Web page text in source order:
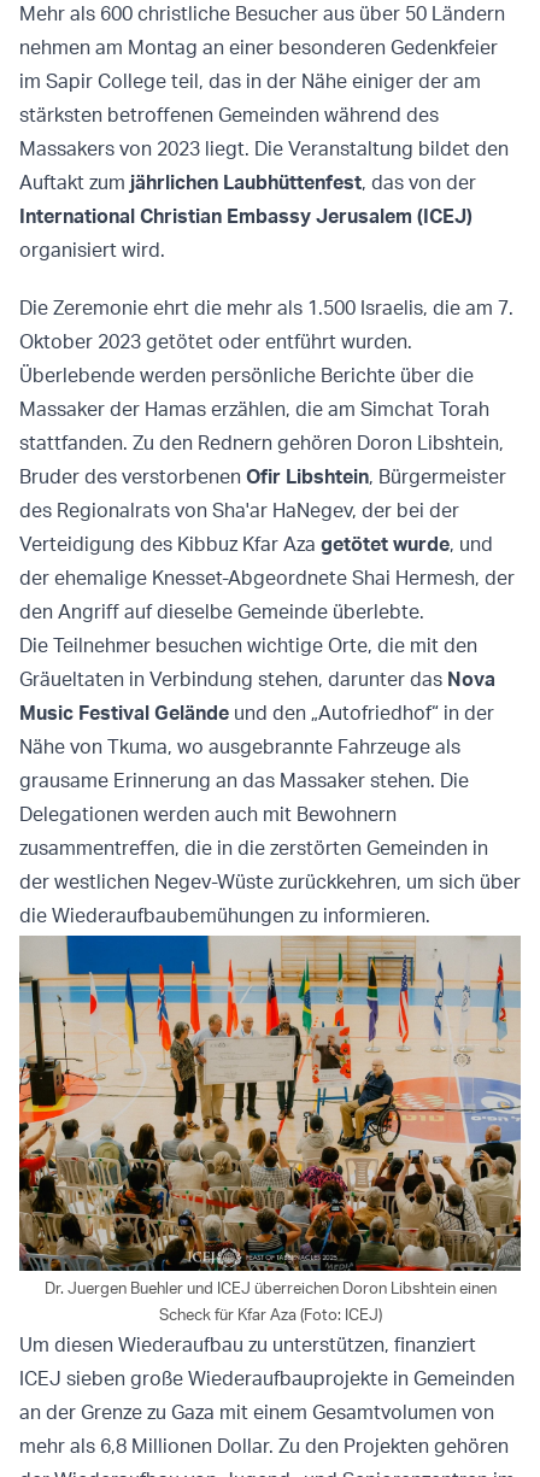
Mehr als 600 christliche Besucher aus über 50 Ländern
nehmen am Montag an einer besonderen Gedenkfeier
im Sapir College teil, das in der Nähe einiger der am
stärksten betroffenen Gemeinden während des
Massakers von 2023 liegt. Die Veranstaltung bildet den
Auftakt zum jährlichen Laubhüttenfest, das von der
International Christian Embassy Jerusalem (ICEJ)
organisiert wird.
Die Zeremonie ehrt die mehr als 1.500 Israelis, die am 7.
Oktober 2023 getötet oder entführt wurden.
Überlebende werden persönliche Berichte über die
Massaker der Hamas erzählen, die am Simchat Torah
stattfanden. Zu den Rednern gehören Doron Libshtein,
Bruder des verstorbenen Ofir Libshtein, Bürgermeister
des Regionalrats von Sha'ar HaNegev, der bei der
Verteidigung des Kibbuz Kfar Aza getötet wurde, und
der ehemalige Knesset-Abgeordnete Shai Hermesh, der
den Angriff auf dieselbe Gemeinde überlebte.
Die Teilnehmer besuchen wichtige Orte, die mit den
Gräueltaten in Verbindung stehen, darunter das Nova
Music Festival Gelände und den „Autofriedhof“ in der
Nähe von Tkuma, wo ausgebrannte Fahrzeuge als
grausame Erinnerung an das Massaker stehen. Die
Delegationen werden auch mit Bewohnern
zusammentreffen, die in die zerstörten Gemeinden in
der westlichen Negev-Wüste zurückkehren, um sich über
die Wiederaufbaubemühungen zu informieren.
Dr. Juergen Buehler und ICEJ überreichen Doron Libshtein einen
Scheck für Kfar Aza (Foto: ICEJ)
Um diesen Wiederaufbau zu unterstützen, finanziert
ICEJ sieben große Wiederaufbauprojekte in Gemeinden
an der Grenze zu Gaza mit einem Gesamtvolumen von
mehr als 6,8 Millionen Dollar. Zu den Projekten gehören